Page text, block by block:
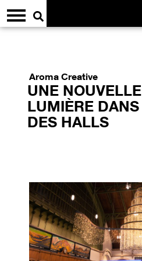
Aroma Creative
UNE NOUVELLE
LUMIÈRE DANS
DES HALLS